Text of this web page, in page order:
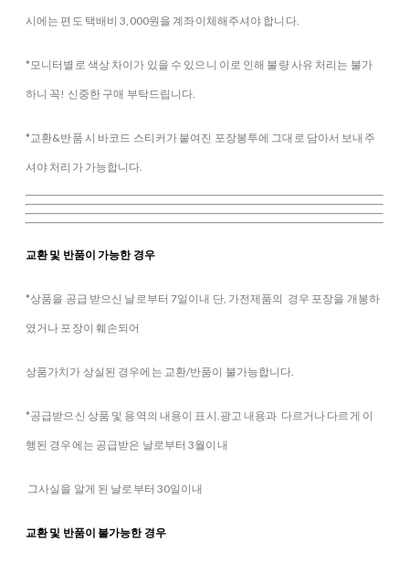
시에는 편도 택배비 3,000원을 계좌이체해주셔야 합니다.
*모니터별로 색상 차이가 있을 수 있으니 이로 인해 불량 사유 처리는 불가
하니 꼭! 신중한 구매 부탁드립니다.
*교환&반품 시 바코드 스티커가 붙여진 포장봉투에 그대로 담아서 보내주
셔야 처리가 가능합니다.
교환 및 반품이 가능한 경우
*상품을 공급 받으신 날로부터 7일이내 단, 가전제품의 경우 포장을 개봉하
였거나 포장이 훼손되어
상품가치가 상실된 경우에는 교환/반품이 불가능합니다.
*공급받으신 상품 및 용역의 내용이 표시.광고 내용과 다르거나 다르게 이
행된 경우에는 공급받은 날로부터 3월이내
그사실을 알게 된 날로부터 30일이내
교환 및 반품이 불가능한 경우